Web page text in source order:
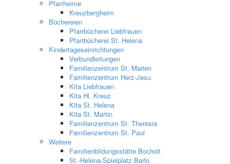
Pfarrheime
Kreuzbergheim
Büchereien
Pfarrbücherei Liebfrauen
Pfarrbücherei St. Helena
Kindertageseinrichtungen
Verbundleitungen
Familienzentrum St. Marien
Familienzentrum Herz-Jesu
Kita Liebfrauen
Kita Hl. Kreuz
Kita St. Helena
Kita St. Martin
Familienzentrum St. Theresia
Familienzentrum St. Paul
Weitere
Familienbildungsstätte Bocholt
St.-Helena-Spielplatz Barlo